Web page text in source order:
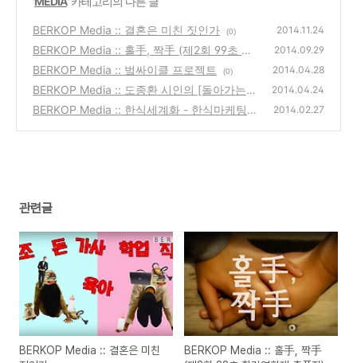
BERKOP Media :: 결혼은 미친 짓인가 (0) 2014.11.24
BERKOP Media :: 홀手, 짝手 (제2회 99초 힐
링영화제 출품작)
(0)
2014.09.29
BERKOP Media :: 벜싸이클 프로젝트 (0) 2014.04.28
BERKOP Media :: 도종환 시인의 [돌아가는
꽃]
(0)
2014.04.24
BERKOP Media :: 한식세계화 - 한식마케팅을
2014.02.27
관련글
BERKOP Media :: 결혼은 미친
BERKOP Media :: 홀手, 짝手